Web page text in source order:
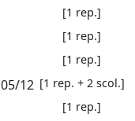
[1 rep.]
[1 rep.]
[1 rep.]
05/12 [1 rep. + 2 scol.]
[1 rep.]